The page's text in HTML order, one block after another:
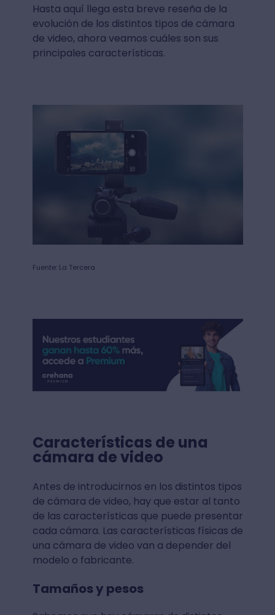
Hasta aquí llega esta breve reseña de la
evolución de los distintos tipos de cámara
de video, ahora veamos cuáles son sus
principales características.
Fuente: La Tercera
Características de una
cámara de video
Antes de introducirnos en los distintos tipos
de cámara de video, hay que estar al tanto
de las características que puede presentar
cada cámara. Las características físicas de
una cámara de video van a depender del
modelo o fabricante.
Tamaños y pesos